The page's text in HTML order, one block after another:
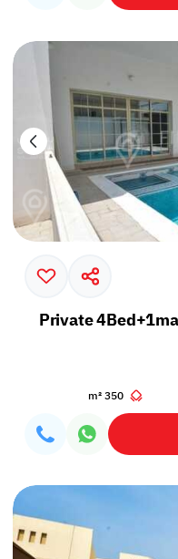
Private
350 m²